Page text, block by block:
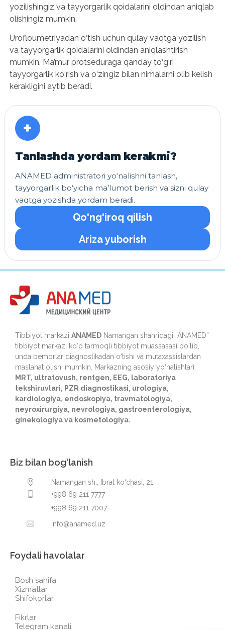
yozilishingiz va tayyorgarlik qoidalarini oldindan aniqlab
olishingiz mumkin.
Urofloumetriyadan o‘tish uchun qulay vaqtga yozilish
va tayyorgarlik qoidalarini oldindan aniqlashtirish
mumkin. Ma’mur protseduraga qanday to‘g‘ri
tayyorgarlik ko‘rish va o‘zingiz bilan nimalarni olib kelish
kerakligini aytib beradi.
+
Tanlashda yordam kerakmi?
ANAMED administratori yo‘nalishni tanlash,
tayyorgarlik bo‘yicha ma’lumot berish va sizni qulay
vaqtga yozishda yordam beradi.
Qo‘ng‘iroq qilish
Ariza yuborish
Tibbiyot markazi ANAMED Namangan shahridagi “ANAMED”
tibbiyot markazi ko‘p tarmoqli tibbiyot muassasasi bo‘lib,
unda bemorlar diagnostikadan o‘tishi va mutaxassislardan
maslahat olishi mumkin. Markazning asosiy yo‘nalishlari:
MRT, ultratovush, rentgen, EEG, laboratoriya
tekshiruvlari, PZR diagnostikasi, urologiya,
kardiologiya, endoskopiya, travmatologiya,
neyroxirurgiya, nevrologiya, gastroenterologiya,
ginekologiya va kosmetologiya.
Biz bilan bog‘lanish
Namangan sh., Ibrat ko‘chasi, 21
+998 69 211 7777
+998 69 211 7007
info@anamed.uz
Foydali havolalar
Bosh sahifa
Xizmatlar
Shifokorlar
Fikrlar
Telegram kanali